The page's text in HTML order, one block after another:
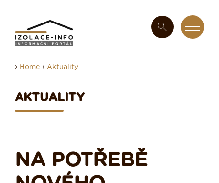
› Home › Aktuality
AKTUALITY
NA POTŘEBĚ